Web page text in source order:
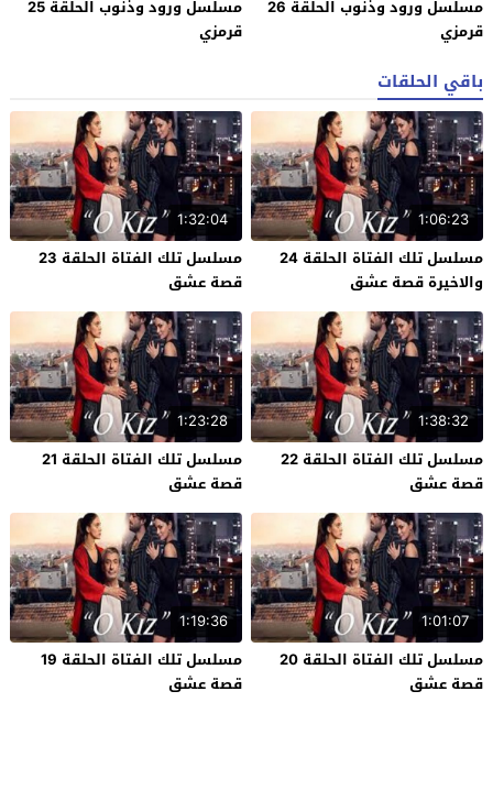
مسلسل ورود وذنوب الحلقة 26
قرمزي
مسلسل ورود وذنوب الحلقة 25
قرمزي
باقي الحلقات
1:06:23
مسلسل تلك الفتاة الحلقة 24
والاخيرة قصة عشق
1:32:04
مسلسل تلك الفتاة الحلقة 23
قصة عشق
1:38:32
مسلسل تلك الفتاة الحلقة 22
قصة عشق
1:23:28
مسلسل تلك الفتاة الحلقة 21
قصة عشق
1:01:07
مسلسل تلك الفتاة الحلقة 20
قصة عشق
1:19:36
مسلسل تلك الفتاة الحلقة 19
قصة عشق